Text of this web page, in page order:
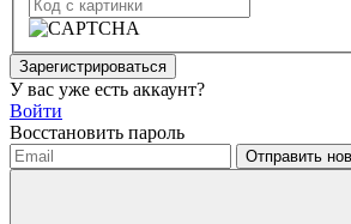
Зарегистрироваться
У вас уже есть аккаунт?
Войти
Восстановить пароль
Отправить